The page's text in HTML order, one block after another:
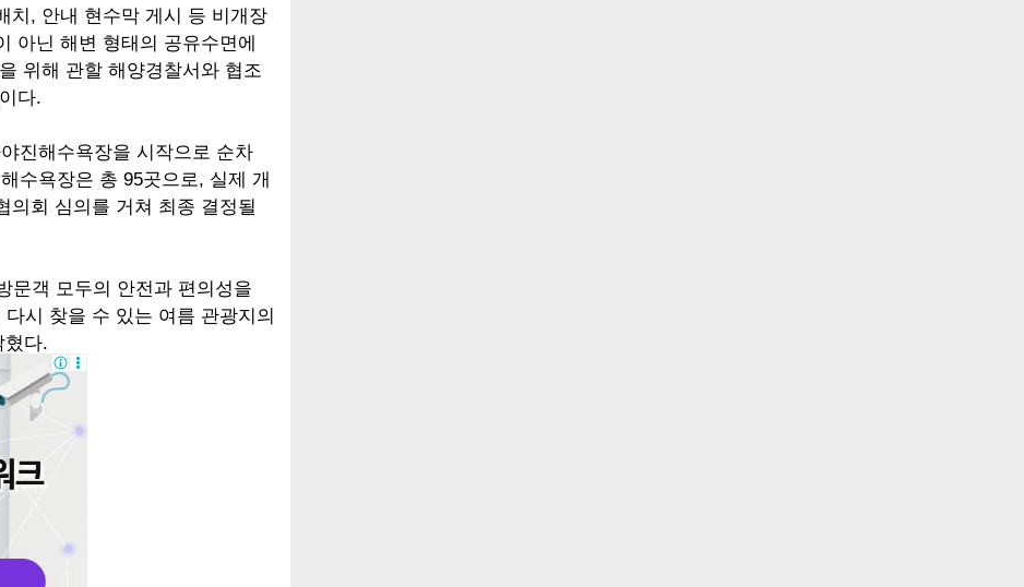
치, 안내 현수막 게시 등 비개장
아닌 해변 형태의 공유수면에
위해 관할 해양경찰서와 협조
다.
진해수욕장을 시작으로 순차
수욕장은 총 95곳으로, 실제 개
의회 심의를 거쳐 최종 결정될
문객 모두의 안전과 편의성을
시 찾을 수 있는 여름 관광지의
혔다.